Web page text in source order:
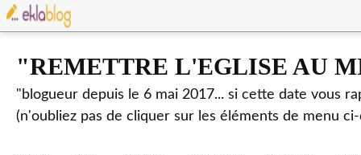
"REMETTRE L'EGLISE AU
"blogueur depuis le 6 mai 2017... si cette date vous
(n'oubliez pas de cliquer sur les éléments de menu